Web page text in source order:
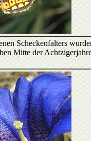
Scheckenfalters
Mitte der